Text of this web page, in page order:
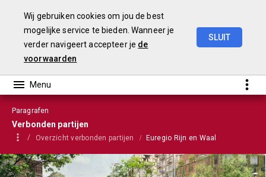
Wij gebruiken cookies om jou de best
mogelijke service te bieden. Wanneer je
verder navigeert accepteer je de
voorwaarden
SLUIT
Paragrafen
Verbonden partijen
Overzicht verbonden partijen Euregio Rijn en Waal